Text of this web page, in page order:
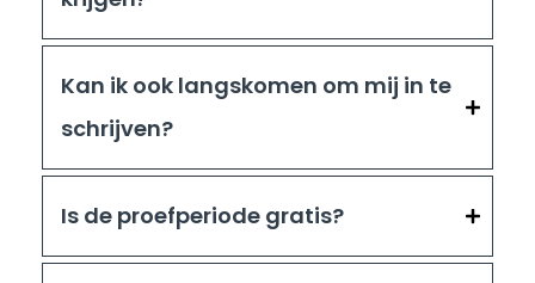
Kan ik ook langskomen om mij in te
schrijven?
Is de proefperiode gratis?